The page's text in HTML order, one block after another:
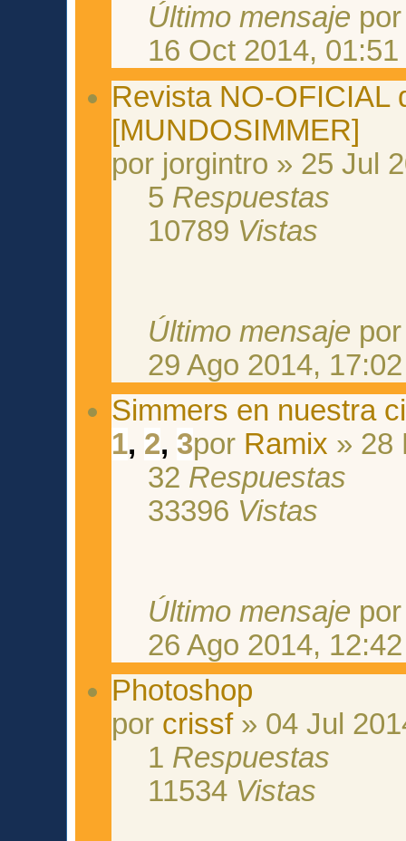
Último mensaje
16 Oct 2014, 01:51
Revista NO-OFICIAL
[MUNDOSIMMER]
por jorgintro » 25 Jul
5 Respuestas
10789 Vistas
Último mensaje
29 Ago 2014, 17:02
Simmers en nuestra
1, 2, 3por Ramix » 28
32 Respuestas
33396 Vistas
Último mensaje
26 Ago 2014, 12:42
Photoshop
por crissf» 04 Jul
1 Respuestas
11534 Vistas